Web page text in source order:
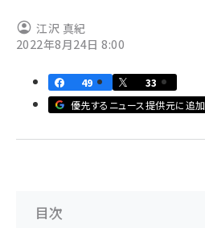
アスクル (1122)
base (1081)
ビィ・フォアード (776)
revico (744)
江沢 真紀
2022年8月24日 8:00
49
33
優先するニュース提供元に追加
目次